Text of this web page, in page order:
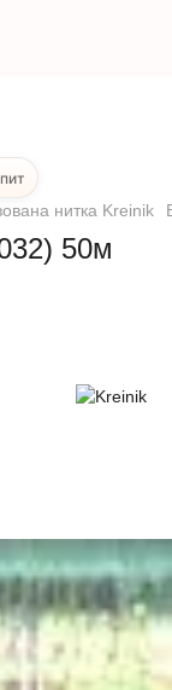
нитка Kreinik
50м